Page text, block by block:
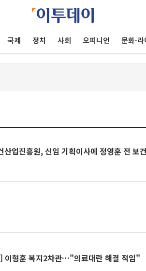
국제 정치 사회 오피니언 문화·
산업진흥원, 신임 기획이사에 정영훈 전 보
이형훈 복지2차관…"의료대란 해결 적임"